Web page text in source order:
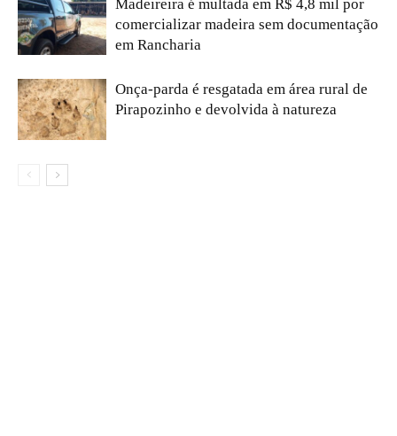
Madeireira é multada em R$ 4,8 mil por
comercializar madeira sem documentação
em Rancharia
Onça-parda é resgatada em área rural de
Pirapozinho e devolvida à natureza